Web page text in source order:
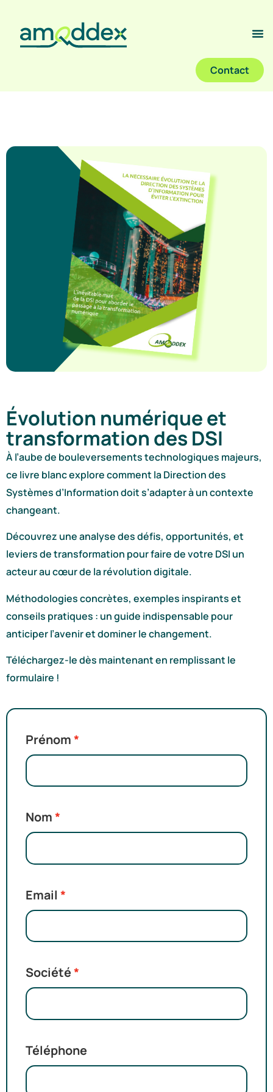
Contact
Évolution numérique et
transformation des DSI
À l’aube de bouleversements technologiques majeurs,
ce livre blanc explore comment la Direction des
Systèmes d’Information doit s’adapter à un contexte
changeant.
Découvrez une analyse des défis, opportunités, et
leviers de transformation pour faire de votre DSI un
acteur au cœur de la révolution digitale.
Méthodologies concrètes, exemples inspirants et
conseils pratiques : un guide indispensable pour
anticiper l’avenir et dominer le changement.
Téléchargez-le dès maintenant en remplissant le
formulaire !
Prénom
Nom
Email
Société
Téléphone